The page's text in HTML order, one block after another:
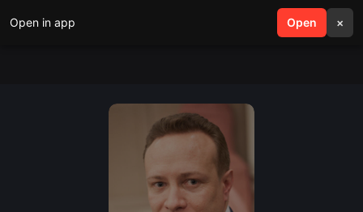
Open in app Open ×
search menu